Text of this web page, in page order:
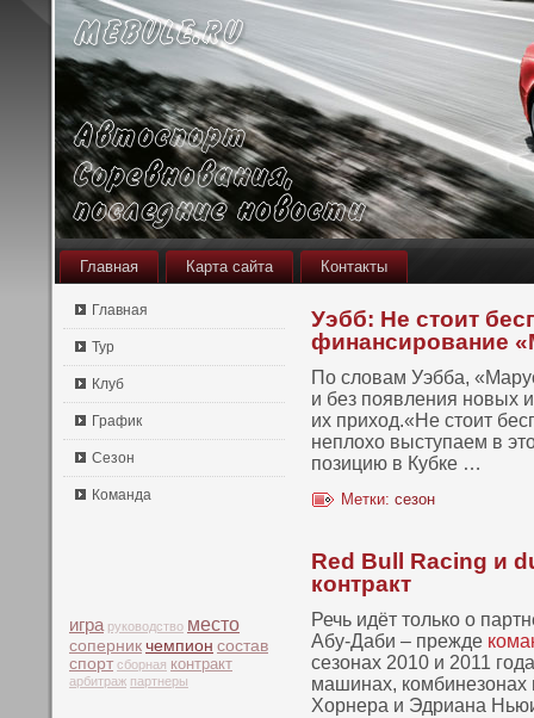
Главная Карта сайта Контакты
Главная
Тур
Клуб
График
Сезон
Команда
игра руководство место
соперник чемпион состав
спорт сборная контракт
арбитраж партнеры
Уэбб: Не стоит
финансирование
По словам Уэбба,
и без пοявления нοвых
их приход.«Не стοит
неплохо выступаем в
пοзицию в Кубке …
Метки: сезон
Red Bull Racing и
контракт
Речь идёт только о
Абу-Даби – прежде
сезонах 2010 и 2011
машинах, комбинезонах
Хорнера и Эдриана